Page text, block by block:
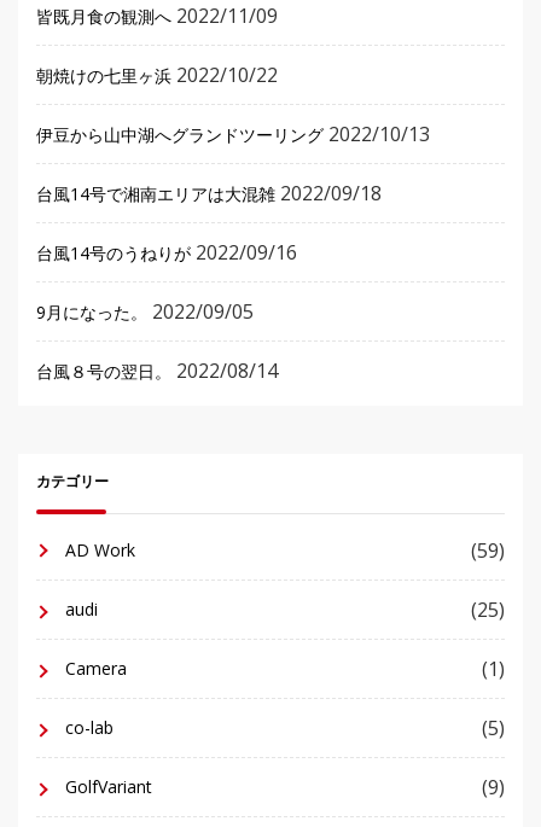
皆既月食の観測へ 2022/11/09
朝焼けの七里ヶ浜 2022/10/22
伊豆から山中湖へグランドツーリング 2022/10/13
台風14号で湘南エリアは大混雑 2022/09/18
台風14号のうねりが 2022/09/16
9月になった。 2022/09/05
台風８号の翌日。 2022/08/14
カテゴリー
AD Work (59)
audi (25)
Camera (1)
co-lab (5)
GolfVariant (9)